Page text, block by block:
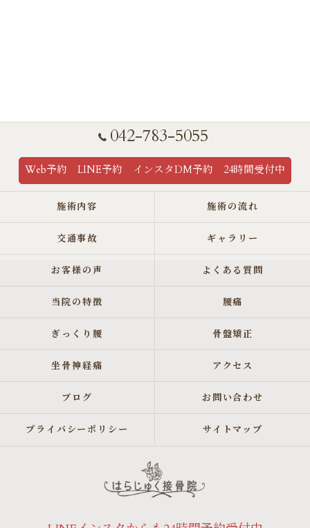
042-783-5055
Web予約 LINE予約 インスタDM予約 24時間受付中
施術内容 施術の流れ
交通事故 ギャラリー
お客様の声 よくある質問
当院の特徴 腰痛
ぎっくり腰 骨盤矯正
坐骨神経痛 アクセス
ブログ お問い合わせ
プライバシーポリシー サイトマップ